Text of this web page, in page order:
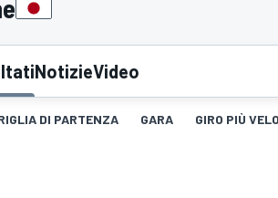
NotizieVideo
DI PARTENZA GARA GIRO PIÙ